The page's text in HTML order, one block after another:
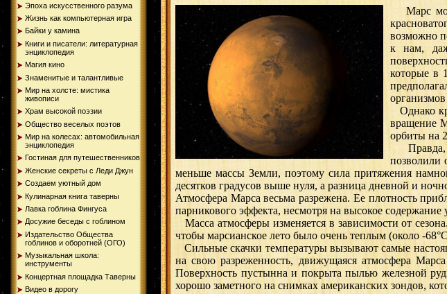
Эпоха искусственного разума
Жизнь как компьютерная игра
Байки у камина
Книги и писатели: литературная
энциклопедия
Магия кино
Знаменитые и талантливые
Мир на холсте: мистика
живописи
Храм высокой поэзии
Общество веселых поэтов
Мир на колесах: автомобильная
энциклопедия
Гостиная для путешественников
Женские секреты с Леди Джун
Создаем уютный дом
Кулинарная книга таверны
Лавка гоблина Фингуса
Досужие беседы с гоблином
Издательство Общества
гоблинов и оборотней (ОГО)
Музыкальная школа:
инструменты
Концертная площадка Таверны
Видео в дорогу
Марс
возможно
к нам,
которые в
Однако
вращение
орбиты на
Правда,
позволили
меньше массы Земли, поэтому сила притяжения
десятков градусов выше нуля, а разница дневной и
Атмосфера Марса весьма разрежена. Ее плотность
парникового эффекта, несмотря на высокое содержание
Масса атмосферы изменяется в зависимости от
чтобы марсианское лето было очень теплым (около -
Сильные скачки температуры вызывают самые
на свою разреженность, движущаяся атмосфера
Поверхность пустынна и покрыта пылью железной
хорошо заметного на снимках американских зондов,